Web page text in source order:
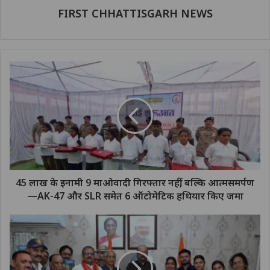
FIRST CHHATTISGARH NEWS
45 लाख के इनामी 9 माओवादी गिरफ्तार नहीं, बल्कि आत्मसमर्पण
—AK-47 और SLR समेत 6 ऑटोमेटिक हथियार किए जमा